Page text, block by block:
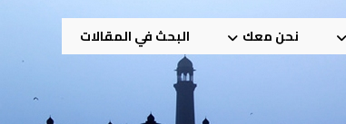
نحن معك البحث في المقالات